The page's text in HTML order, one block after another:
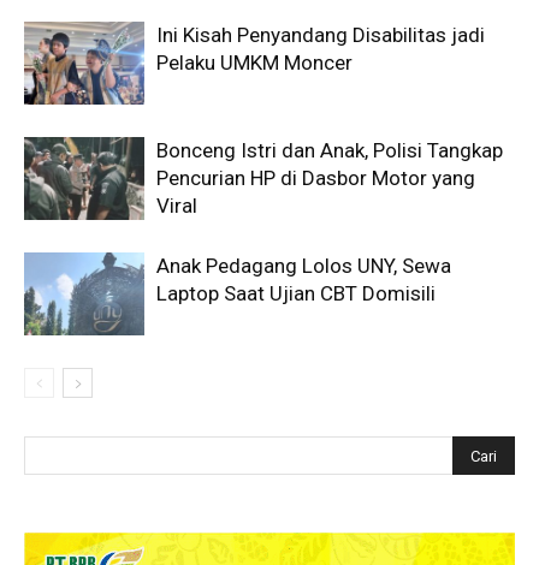
Ini Kisah Penyandang Disabilitas jadi
Pelaku UMKM Moncer
Bonceng Istri dan Anak, Polisi Tangkap
Pencurian HP di Dasbor Motor yang
Viral
Anak Pedagang Lolos UNY, Sewa
Laptop Saat Ujian CBT Domisili